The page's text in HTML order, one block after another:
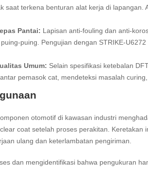
saat terkena benturan alat kerja di lapangan.
Pantai: Lapisan anti-fouling dan anti-
puing. Pengujian dengan STRIKE-
Umum: Selain spesifikasi ketebalan
pemasok cat, mendeteksi masalah
otomotif di kawasan industri
coat setelah proses perakitan. Keretakan
ulang dan keterlambatan pengiriman.
dan mengidentifikasi bahwa pengukuran